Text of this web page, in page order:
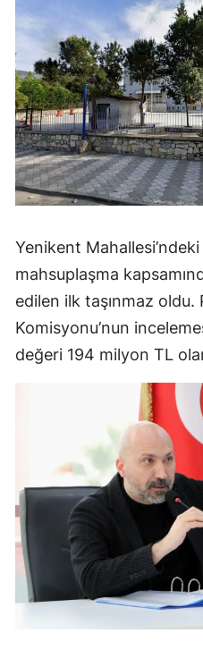
Yenikent Mahallesi’ndeki
mahsuplaşma
edilen ilk taşınmaz oldu.
Komisyonu’nun
değeri 194 milyon TL